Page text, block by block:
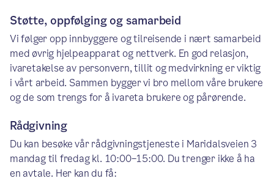
Støtte, oppfølging og samarbeid
Vi følger opp innbyggere og tilreisende i nært samarbeid
med øvrig hjelpeapparat og nettverk. En god relasjon,
ivaretakelse av personvern, tillit og medvirkning er viktig
i vårt arbeid. Sammen bygger vi bro mellom våre brukere
og de som trengs for å ivareta brukere og pårørende.
Rådgivning
Du kan besøke vår rådgivningstjeneste i Maridalsveien 3
mandag til fredag kl. 10:00–15:00. Du trenger ikke å ha
en avtale. Her kan du få: